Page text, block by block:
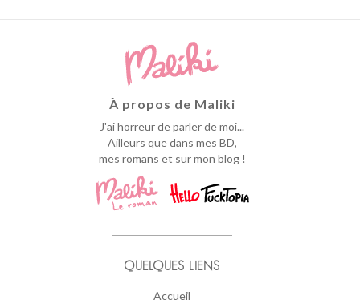
À propos de Maliki
J'ai horreur de parler de moi...
Ailleurs que dans mes BD,
mes romans et sur mon blog !
QUELQUES LIENS
Accueil